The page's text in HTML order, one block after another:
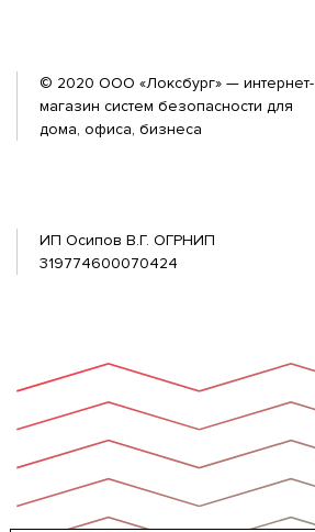
© 2020 ООО «Локсбург» — интернет-
магазин систем безопасности для
дома, офиса, бизнеса
ИП Осипов В.Г. ОГРНИП
319774600070424